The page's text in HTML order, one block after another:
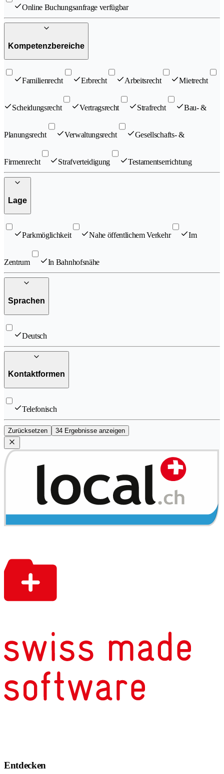
Online Buchungsanfrage verfügbar
Kompetenzbereiche
Familienrecht Erbrecht Arbeitsrecht Mietrecht
Scheidungsrecht Vertragsrecht Strafrecht Bau- &
Planungsrecht Verwaltungsrecht Gesellschafts- &
Firmenrecht Strafverteidigung Testamentserrichtung
Lage
Parkmöglichkeit Nahe öffentlichem Verkehr Im
Zentrum In Bahnhofsnähe
Sprachen
Deutsch
Kontaktformen
Telefonisch
Zurücksetzen 34 Ergebnisse anzeigen
Entdecken